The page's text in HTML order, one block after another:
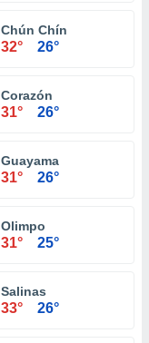
Chún Chín
32° 26°
Corazón
31° 26°
Guayama
31° 26°
Olimpo
31° 25°
Salinas
33° 26°